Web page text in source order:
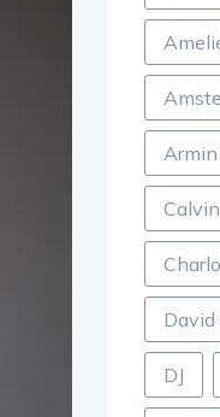
Armin
David
DJ